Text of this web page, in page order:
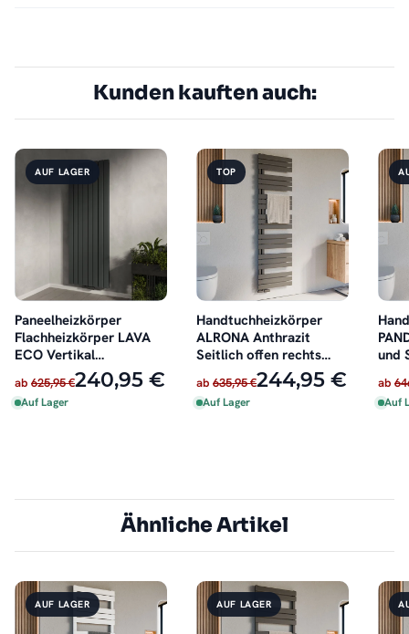
Kunden kauften auch:
AUF LAGER
Paneelheizkörper
Flachheizkörper LAVA
ECO Vertikal
Doppellagig Anthrazit
ab 625,95 €240,95 €
Auf Lager
TOP
Handtuchheizkörper
ALRONA Anthrazit
Seitlich offen rechts
oder links
ab 635,95 €244,95 €
Auf Lager
und
ab
Auf
Ähnliche Artikel
AUF LAGER AUF LAGER